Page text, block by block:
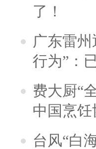
了！
广东雷
行为”：
费大厨“
中国烹
台风“白